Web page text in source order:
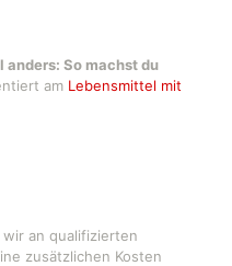
anders: So machst du
am Lebensmittel mit
an qualifizierten
zusätzlichen Kosten